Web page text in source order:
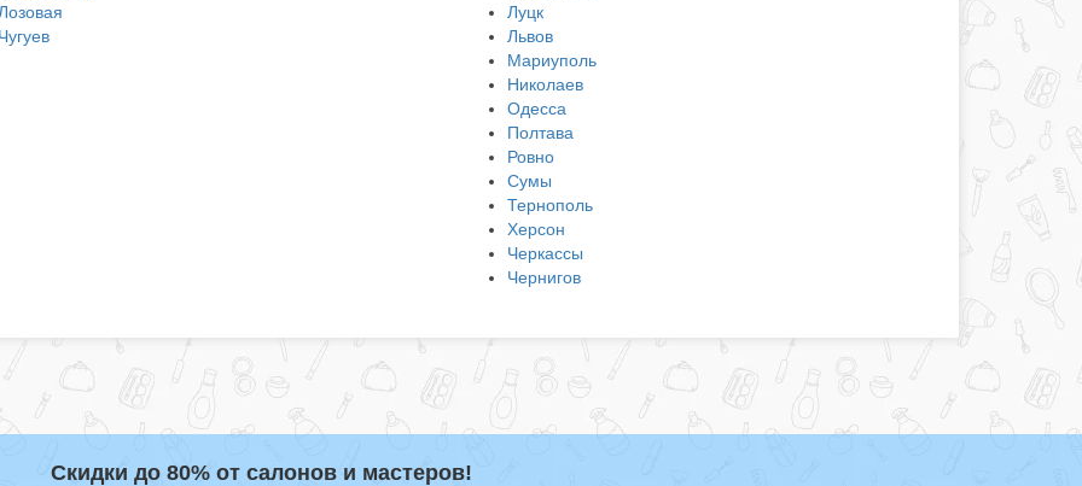
Луцк
Львов
Мариуполь
Николаев
Одесса
Полтава
Ровно
Сумы
Тернополь
Херсон
Черкассы
Чернигов
Скидки до 80% от салонов и мастеров!